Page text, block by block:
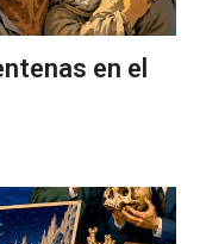
en el